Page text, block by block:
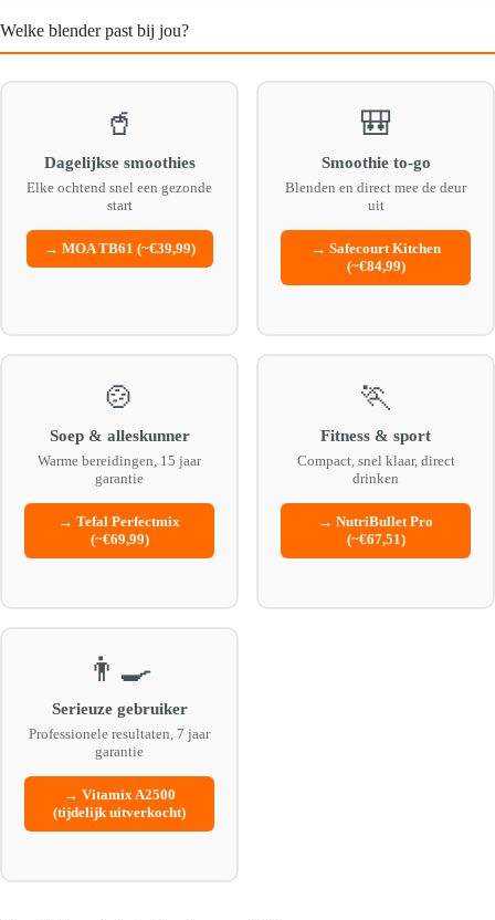
Welke blender past bij jou?
🥤
Dagelijkse smoothies
Elke ochtend snel een gezonde
start
→ MOA TB61 (~€39,99)
🎒
Smoothie to-go
Blenden en direct mee de deur
uit
→ Safecourt Kitchen
(~€84,99)
🍲
Soep & alleskunner
Warme bereidingen, 15 jaar
garantie
→ Tefal Perfectmix
(~€69,99)
🏃
Fitness & sport
Compact, snel klaar, direct
drinken
→ NutriBullet Pro
(~€67,51)
👨‍🍳
Serieuze gebruiker
Professionele resultaten, 7 jaar
garantie
→ Vitamix A2500
(tijdelijk uitverkocht)